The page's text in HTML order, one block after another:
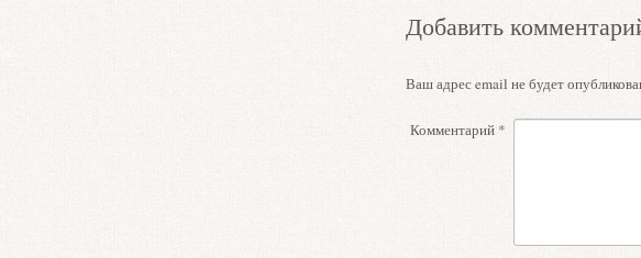
Добавить
Ваш адрес email не будет
Комментарий *